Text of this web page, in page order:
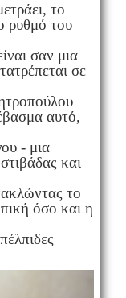
το
ρυθμό του
σαν μια
σε
αυτό,
- μια
και
το
όσο και η